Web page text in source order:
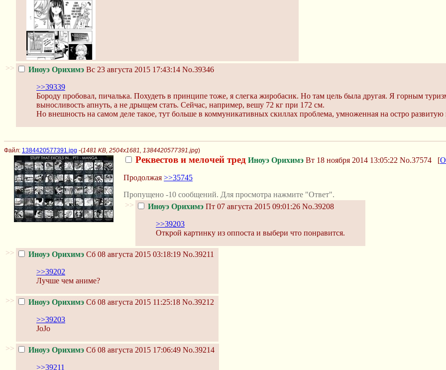
>> Иноуэ Орихимэ Вс 23 августа 2015 17:43:14 No.39346
>>39339
Бороду пробовал, пичалька. Похудеть в принципе тоже, я слегка жиробасик. Но там цель была другая. Я горным
выносливость апнуть, а не дрыщем стать. Сейчас, например, вешу 72 кг при 172 см.
Но внешность на самом деле такое, тут больше в коммуникативных скиллах проблема, умноженная на остро развитую
Файл: 1384420577391.jpg -(1481 KB, 2504x1681, 1384420577391.jpg)
Реквестов и мелочей тред Иноуэ Орихимэ Вт 18 ноября 2014 13:05:22 No.37574 [
Продолжая >>35745
Пропущено -10 сообщений. Для просмотра нажмите "Ответ".
>>
Иноуэ Орихимэ Пт 07 августа 2015 09:01:26 No.39208
>>39203
Открой картинку из оппоста и выбери что понравится.
>> Иноуэ Орихимэ Сб 08 августа 2015 03:18:19 No.39211
>>39202
Лучше чем аниме?
>> Иноуэ Орихимэ Сб 08 августа 2015 11:25:18 No.39212
>>39203
JoJo
>> Иноуэ Орихимэ Сб 08 августа 2015 17:06:49 No.39214
>>39211